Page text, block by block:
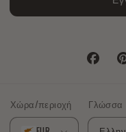
Facebook
Χώρα/περιοχή
Γλώσσα